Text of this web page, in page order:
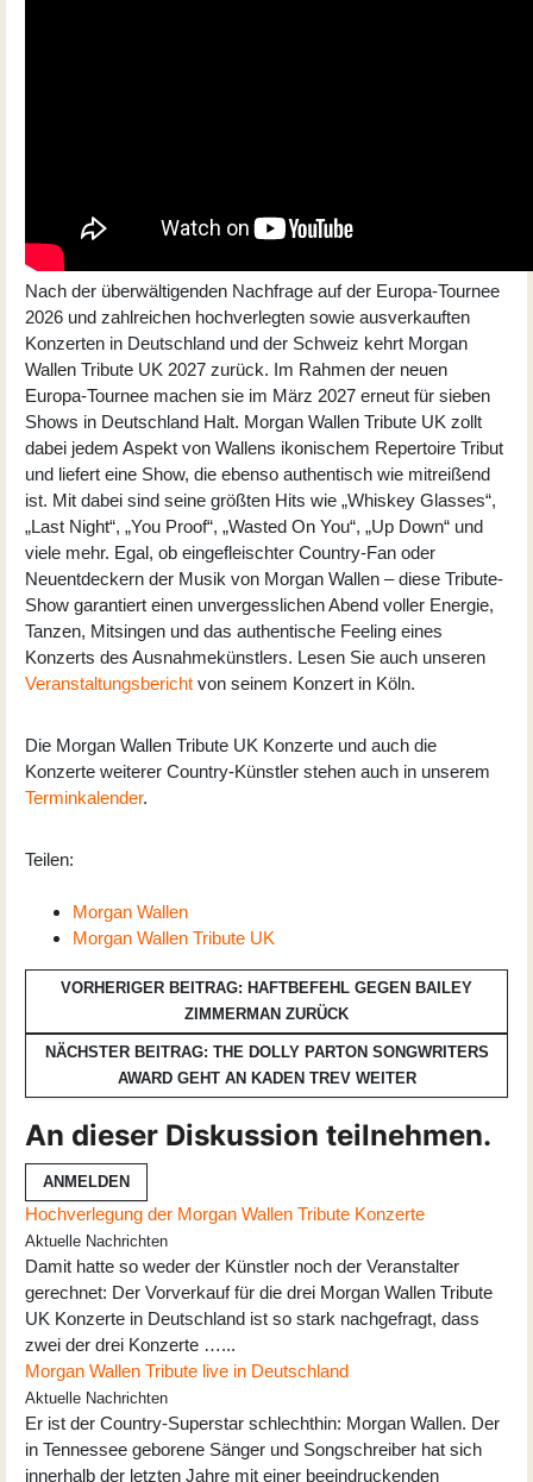
Nach der überwältigenden Nachfrage auf der Europa-Tournee
2026 und zahlreichen hochverlegten sowie ausverkauften
Konzerten in Deutschland und der Schweiz kehrt Morgan
Wallen Tribute UK 2027 zurück. Im Rahmen der neuen
Europa-Tournee machen sie im März 2027 erneut für sieben
Shows in Deutschland Halt. Morgan Wallen Tribute UK zollt
dabei jedem Aspekt von Wallens ikonischem Repertoire Tribut
und liefert eine Show, die ebenso authentisch wie mitreißend
ist. Mit dabei sind seine größten Hits wie „Whiskey Glasses“,
„Last Night“, „You Proof“, „Wasted On You“, „Up Down“ und
viele mehr. Egal, ob eingefleischter Country-Fan oder
Neuentdeckern der Musik von Morgan Wallen – diese Tribute-
Show garantiert einen unvergesslichen Abend voller Energie,
Tanzen, Mitsingen und das authentische Feeling eines
Konzerts des Ausnahmekünstlers. Lesen Sie auch unseren
Veranstaltungsbericht von seinem Konzert in Köln.
Die Morgan Wallen Tribute UK Konzerte und auch die
Konzerte weiterer Country-Künstler stehen auch in unserem
Terminkalender.
Teilen:
Morgan Wallen
Morgan Wallen Tribute UK
VORHERIGER BEITRAG: HAFTBEFEHL GEGEN BAILEY
ZIMMERMAN ZURÜCK
NÄCHSTER BEITRAG: THE DOLLY PARTON SONGWRITERS
AWARD GEHT AN KADEN TREV WEITER
An dieser Diskussion teilnehmen.
ANMELDEN
Hochverlegung der Morgan Wallen Tribute Konzerte
Aktuelle Nachrichten
Damit hatte so weder der Künstler noch der Veranstalter
gerechnet: Der Vorverkauf für die drei Morgan Wallen Tribute
UK Konzerte in Deutschland ist so stark nachgefragt, dass
zwei der drei Konzerte …...
Morgan Wallen Tribute live in Deutschland
Aktuelle Nachrichten
Er ist der Country-Superstar schlechthin: Morgan Wallen. Der
in Tennessee geborene Sänger und Songschreiber hat sich
innerhalb der letzten Jahre mit einer beeindruckenden